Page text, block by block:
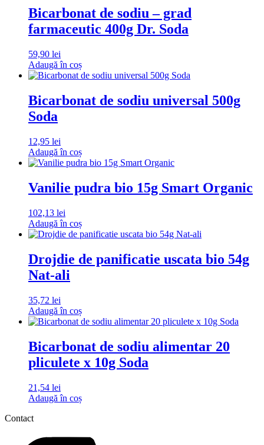
Bicarbonat de sodiu – grad
farmaceutic 400g Dr. Soda
59,90 lei
Adaugă în coș
Bicarbonat de sodiu universal 500g
Soda
12,95 lei
Adaugă în coș
Vanilie pudra bio 15g Smart Organic
102,13 lei
Adaugă în coș
Drojdie de panificatie uscata bio 54g
Nat-ali
35,72 lei
Adaugă în coș
Bicarbonat de sodiu alimentar 20
pliculete x 10g Soda
21,54 lei
Adaugă în coș
Contact